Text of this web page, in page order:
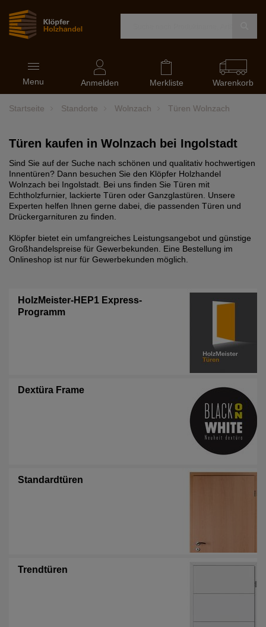
Navigation
ein-
und
ausblenden
Menu Anmelden Merkliste Warenkorb
Startseite Standorte Wolnzach Türen Wolnzach
Türen kaufen in Wolnzach bei Ingolstadt
Sind Sie auf der Suche nach schönen und qualitativ hochwertigen
Innentüren? Dann besuchen Sie den Klöpfer Holzhandel
Wolnzach bei Ingolstadt. Bei uns finden Sie Türen mit
Echtholzfurnier, lackierte Türen oder Ganzglastüren. Unsere
Experten helfen Ihnen gerne dabei, die passenden Türen und
Drückergarnituren zu finden.
Klöpfer bietet ein umfangreiches Leistungsangebot und günstige
Großhandelspreise für Gewerbekunden. Eine Bestellung im
Onlineshop ist nur für Gewerbekunden möglich.
HolzMeister-HEP1 Express-
Programm
Dextüra Frame
Standardtüren
Trendtüren